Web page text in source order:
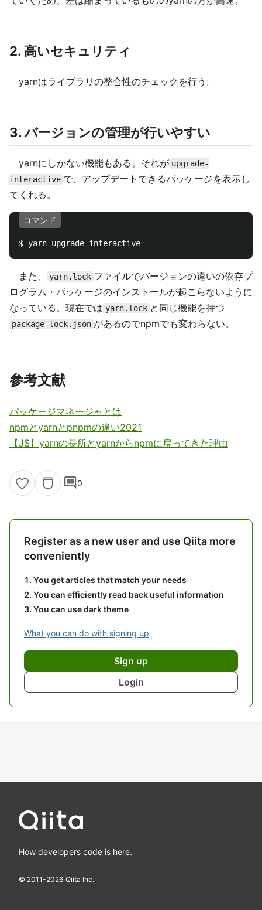
2. 高いセキュリティ
yarnはライブラリの整合性のチェックを行う。
3. バージョンの管理が行いやすい
yarnにしかない機能もある。それが upgrade-
interactive で、アップデートできるパッケージを表示し
てくれる。
コマンド
また、 yarn.lock ファイルでバージョンの違いの依存プ
ログラム・パッケージのインストールが起こらないように
なっている。現在では yarn.lock と同じ機能を持つ
package-lock.json があるのでnpmでも変わらない。
参考文献
パッケージマネージャとは
npmとyarnとpnpmの違い2021
【JS】yarnの長所とyarnからnpmに戻ってきた理由
comment0
Register as a new user and use Qiita more
conveniently
You get articles that match your needs
You can efficiently read back useful information
You can use dark theme
What you can do with signing up
Sign up
Login
How developers code is here.
© 2011-2026 Qiita Inc.